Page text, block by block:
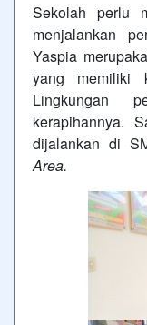
Sekolah perlu
menjalankan
Yaspia
yang memiliki
Lingkungan
kerapihannya.
dijalankan di
Area.